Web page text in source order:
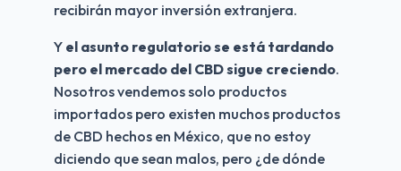
recibirán mayor inversión extranjera.
Y el asunto regulatorio se está tardando
pero el mercado del CBD sigue creciendo.
Nosotros vendemos solo productos
importados pero existen muchos productos
de CBD hechos en México, que no estoy
diciendo que sean malos, pero ¿de dónde